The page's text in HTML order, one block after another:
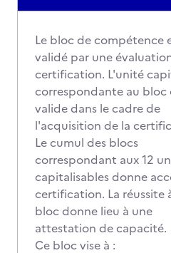
Le bloc de compétence
validé par une
certification. L'unité
correspondante au bloc
valide dans le cadre de
l'acquisition de la
Le cumul des blocs
correspondant aux 12
capitalisables donne
certification. La réussite
bloc donne lieu à une
attestation de capacité.
Ce bloc vise à :